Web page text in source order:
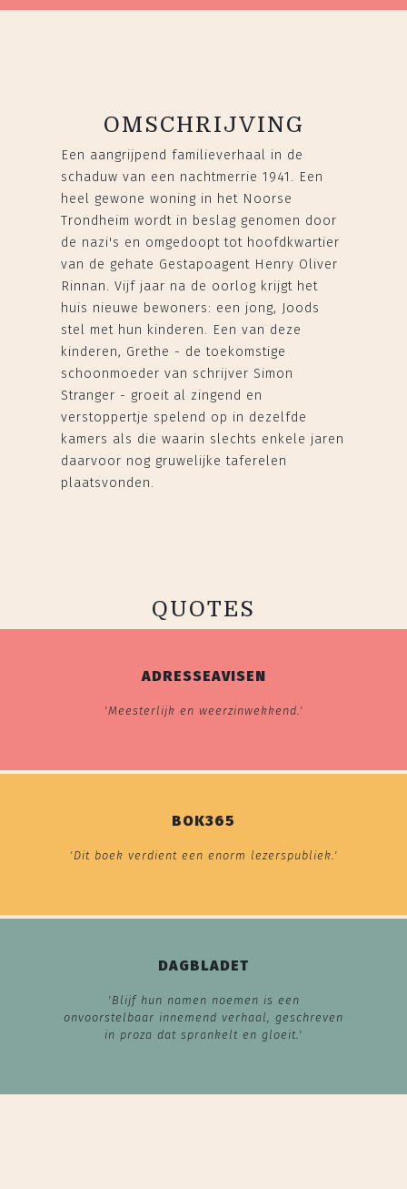
OMSCHRIJVING
Een aangrijpend familieverhaal in de
schaduw van een nachtmerrie 1941. Een
heel gewone woning in het Noorse
Trondheim wordt in beslag genomen door
de nazi's en omgedoopt tot hoofdkwartier
van de gehate Gestapoagent Henry Oliver
Rinnan. Vijf jaar na de oorlog krijgt het
huis nieuwe bewoners: een jong, Joods
stel met hun kinderen. Een van deze
kinderen, Grethe - de toekomstige
schoonmoeder van schrijver Simon
Stranger - groeit al zingend en
verstoppertje spelend op in dezelfde
kamers als die waarin slechts enkele jaren
daarvoor nog gruwelijke taferelen
plaatsvonden.
QUOTES
ADRESSEAVISEN
'Meesterlijk en weerzinwekkend.'
BOK365
'Dit boek verdient een enorm lezerspubliek.'
DAGBLADET
'Blijf hun namen noemen is een
onvoorstelbaar innemend verhaal, geschreven
in proza dat sprankelt en gloeit.'